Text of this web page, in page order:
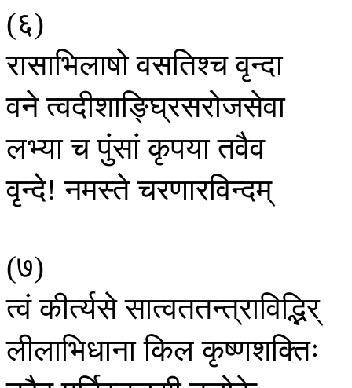
(६)
रासाभिलाषोवसतिश्चवृन्दा
वनेत्वदीशाङ्घ्रिसरोजसेवा
लभ्याचपुंसांकृपयातवैव
वृन्दे!नमस्तेचरणारविन्दम्
(७)
त्वंकीर्त्यसेसात्वततन्त्राविद्भिर्
लीलाभिधानाकिलकृष्णशक्तिः